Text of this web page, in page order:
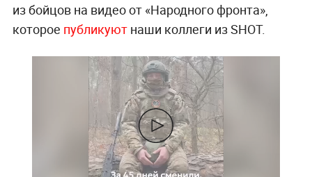
из бойцов на видео от «Народного фронта»,
которое публикуютнаши коллеги из SHOT.